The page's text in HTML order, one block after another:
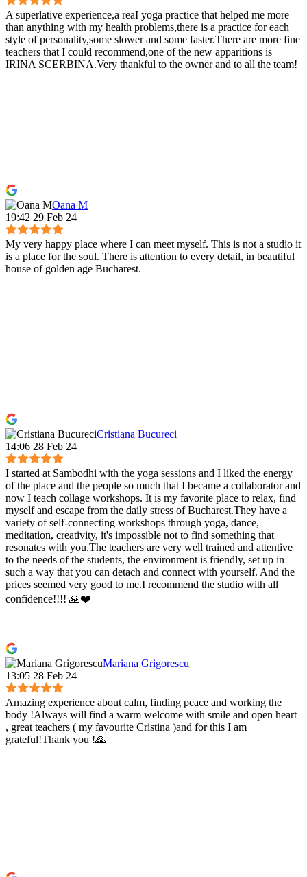
A superlative experience,a reaI yoga practice that helped me more
than anything with my health problems,there is a practice for each
style of personality,some slower and some faster.There are more fine
teachers that I could recommend,one of the new apparitions is
IRINA SCERBINA.Very thankful to the owner and to all the team!
Oana M
19:42 29 Feb 24
My very happy place where I can meet myself. This is not a studio it
is a place for the soul. There is attention to every detail, in beautiful
house of golden age Bucharest.
Cristiana Bucureci
14:06 28 Feb 24
I started at Sambodhi with the yoga sessions and I liked the energy
of the place and the people so much that I became a collaborator and
now I teach collage workshops. It is my favorite place to relax, find
myself and escape from the daily stress of Bucharest.They have a
variety of self-connecting workshops through yoga, dance,
meditation, creativity, it's impossible not to find something that
resonates with you.The teachers are very well trained and attentive
to the needs of the students, the environment is friendly, set up in
such a way that you can detach and connect with yourself. And the
prices seemed very good to me.I recommend the studio with all
confidence!!!! 🙏❤️
Mariana Grigorescu
13:05 28 Feb 24
Amazing experience about calm, finding peace and working the
body !Always will find a warm welcome with smile and open heart
, great teachers ( my favourite Cristina )and for this I am
grateful!Thank you !🙏